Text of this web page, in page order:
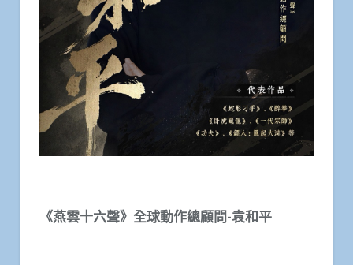
《燕雲十六聲》全球動作總顧問-袁和平